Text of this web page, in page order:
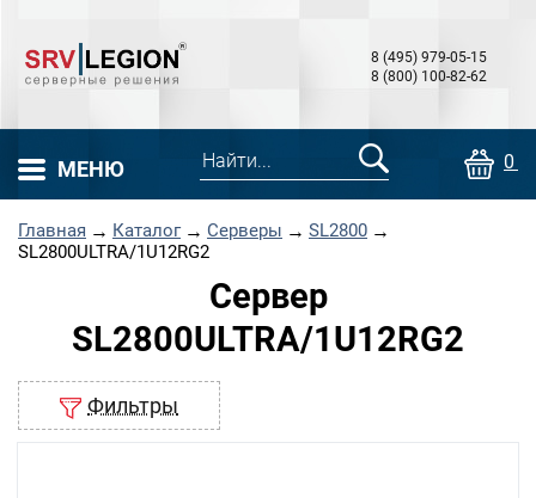
8 (495) 979-05-15
8 (800) 100-82-62
МЕНЮ 0
Главная → Каталог → Серверы → SL2800 →
SL2800ULTRA/1U12RG2
Сервер
SL2800ULTRA/1U12RG2
Фильтры